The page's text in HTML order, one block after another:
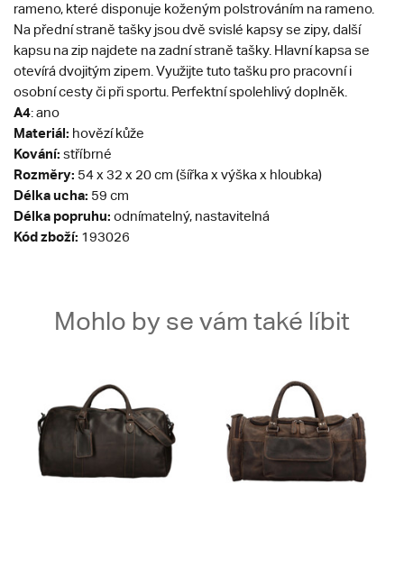
rameno, které disponuje koženým polstrováním na rameno.
Na přední straně tašky jsou dvě svislé kapsy se zipy, další
kapsu na zip najdete na zadní straně tašky. Hlavní kapsa se
otevírá dvojitým zipem. Využijte tuto tašku pro pracovní i
osobní cesty či při sportu. Perfektní spolehlivý doplněk.
A4: ano
Materiál: hovězí kůže
Kování: stříbrné
Rozměry: 54 x 32 x 20 cm (šířka x výška x hloubka)
Délka ucha: 59 cm
Délka popruhu: odnímatelný, nastavitelná
Kód zboží: 193026
Mohlo by se vám také líbit